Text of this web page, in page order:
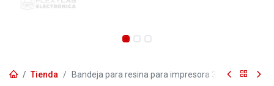
Tienda Bandeja para resina para impresora 3D Anycubic